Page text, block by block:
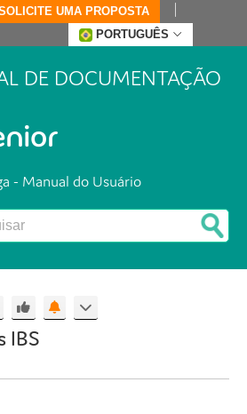
UMA PROPOSTA
PORTUGUÊS
DE DOCUMENTAÇÃO
- Manual do Usuário
IBS